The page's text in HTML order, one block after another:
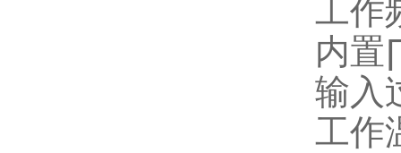
工作
内置
输入
工作